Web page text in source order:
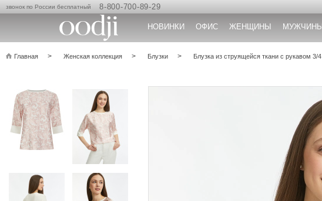
звонок по России бесплатный 8-800-700-89-29
НОВИНКИ ОФИС ЖЕНЩИНЫ МУЖЧИНЫ
Главная Женская коллекция Блузки Блузка из струящейся ткани с рукавом 3/4